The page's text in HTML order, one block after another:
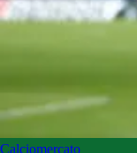
Calciomercato